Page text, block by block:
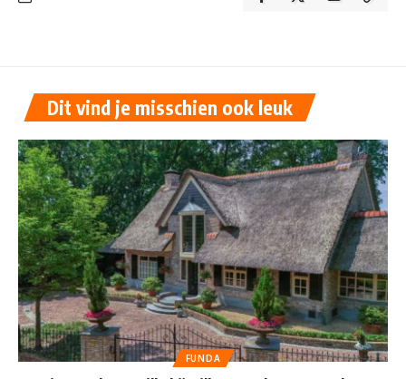
Dit vind je misschien ook leuk
FUNDA